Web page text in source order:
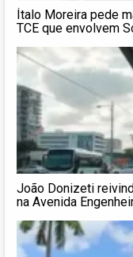
Ítalo Moreira pede
TCE que envolvem
João Donizeti
na Avenida